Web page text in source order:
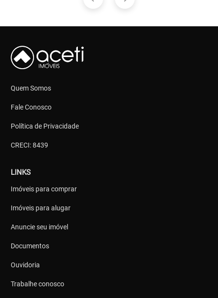
Quem Somos
Fale Conosco
Política de Privacidade
CRECI: 8439
LINKS
Imóveis para comprar
Imóveis para alugar
Anuncie seu imóvel
Documentos
Ouvidoria
Trabalhe conosco